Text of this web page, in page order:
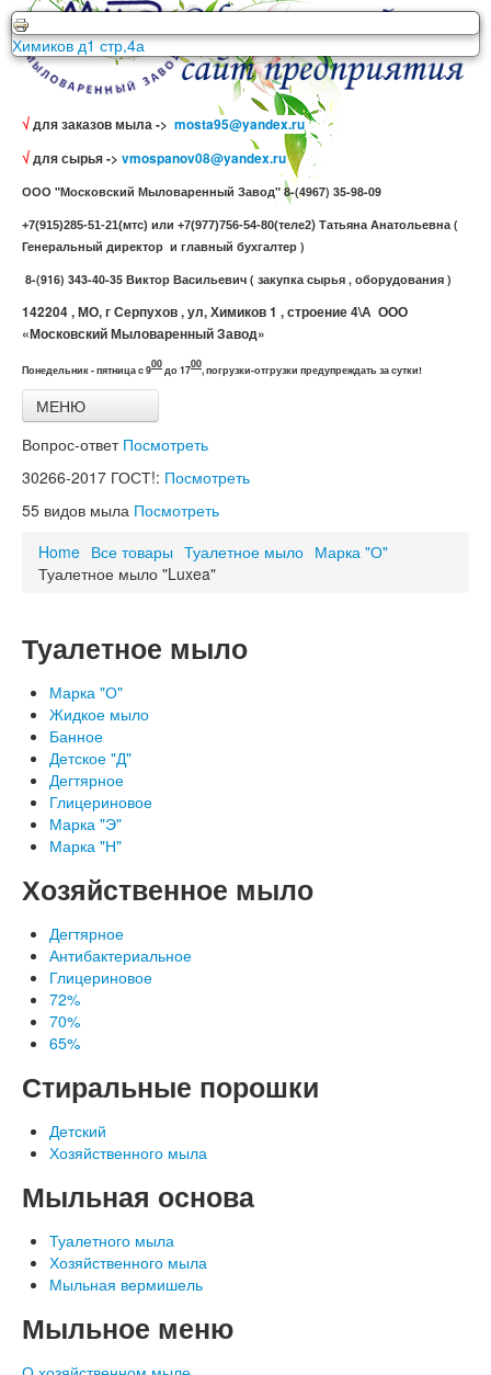
√для заказов мыла -> mosta95@yandex.ru
√для сырья -> vmospanov08@yandex.ru
ООО "Московский Мыловаренный Завод" 8-(4967) 35-98-09
+7(915)285-51-21(мтс) или +7(977)756-54-80(теле2) Татьяна Анатольевна (
Генеральный директор и главный бухгалтер )
8-(916) 343-40-35 Виктор Васильевич ( закупка сырья , оборудования )
142204 , МО, г Серпухов , ул, Химиков 1 , строение 4\А ООО
«Московский Мыловаренный Завод»
Понедельник - пятница с 9
00
до 17
00
,погрузки-отгрузки предупреждать за сутки!
МЕНЮ
Все товары
Связь с нами
ОСТОРОЖНО, НЕ НАШ ТОВАР!
Благодарности
Вопрос-ответ Посмотреть
30266-2017 ГОСТ!: Посмотреть
55 видов мыла Посмотреть
Home Все товары Туалетное мыло Марка "О"
Туалетное мыло "Luxea"
Туалетное мыло
Марка "О"
Жидкое мыло
Банное
Детское "Д"
Дегтярное
Глицериновое
Марка "Э"
Марка "Н"
Хозяйственное мыло
Дегтярное
Антибактериальное
Глицериновое
72%
70%
65%
Стиральные порошки
Детский
Хозяйственного мыла
Мыльная основа
Туалетного мыла
Хозяйственного мыла
Мыльная вермишель
Мыльное меню
ООО Московский Мыловаренный Завод г. Серпухов ул.
Химиков д1 стр,4а